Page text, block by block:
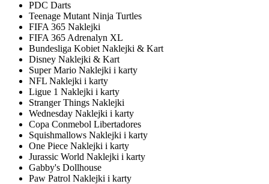
PDC Darts
Teenage Mutant Ninja Turtles
FIFA 365 Naklejki
FIFA 365 Adrenalyn XL
Bundesliga Kobiet Naklejki & Kart
Disney Naklejki & Kart
Super Mario Naklejki i karty
NFL Naklejki i karty
Ligue 1 Naklejki i karty
Stranger Things Naklejki
Wednesday Naklejki i karty
Copa Conmebol Libertadores
Squishmallows Naklejki i karty
One Piece Naklejki i karty
Jurassic World Naklejki i karty
Gabby's Dollhouse
Paw Patrol Naklejki i karty